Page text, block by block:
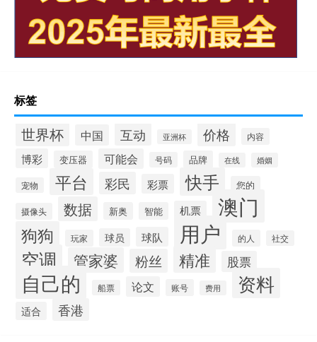
标签
世界杯 中国 互动 亚洲杯 价格 内容
博彩 变压器 可能会 号码 品牌 在线 婚姻
宠物 平台 彩民 彩票 快手 您的
摄像头 数据 新奥 智能 机票 澳门
狗狗 玩家 球员 球队 用户 的人 社交
空调 管家婆 粉丝 精准 股票
自己的 船票 论文 账号 费用 资料
适合 香港